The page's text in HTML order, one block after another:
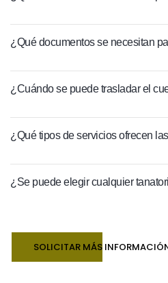
¿Qué documentos se necesitan
¿Cuándo se puede trasladar el
¿Qué tipos de servicios ofrecen
¿Se puede elegir cualquier
SOLICITAR MÁS